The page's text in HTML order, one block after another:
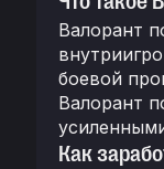
Валорант
боевой
Валорант
Как